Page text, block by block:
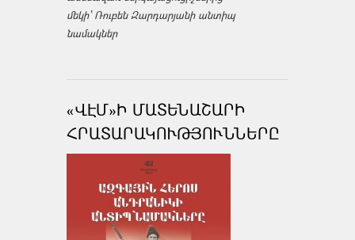
մեկի՝ Ռուբեն Զարդարյանի անտիպ
նամակներ
«ՎԷՄ»Ի ՄԱՏԵՆԱՇԱՐԻ
ՀՐԱՏԱՐԱԿՈՒԹՅՈՒՆՆԵՐԸ